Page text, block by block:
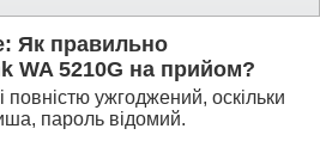
Як правильно
WA 5210G на прийом?
ужгоджений, оскільки
пароль відомий.